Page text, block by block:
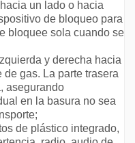
un lado o hacia
de bloqueo para
bloquee sola cuando se
y derecha hacia
de gas. La parte trasera
asegurando
en la basura no sea
de plástico integrado,